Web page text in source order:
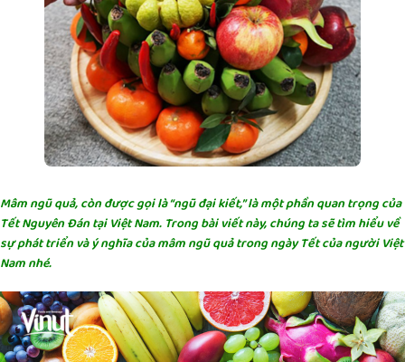
Mâm ngũ quả, còn được gọi là “ngũ đại kiết,” là một phần quan trọng của
Tết Nguyên Đán tại Việt Nam. Trong bài viết này, chúng ta sẽ tìm hiểu về
sự phát triển và ý nghĩa của mâm ngũ quả trong ngày Tết của người Việt
Nam nhé.